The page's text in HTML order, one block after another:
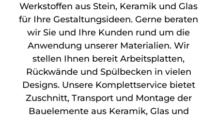
Werkstoffen aus Stein, Keramik und Glas
für Ihre Gestaltungsideen. Gerne beraten
wir Sie und Ihre Kunden rund um die
Anwendung unserer Materialien. Wir
stellen Ihnen bereit Arbeitsplatten,
Rückwände und Spülbecken in vielen
Designs. Unsere Komplettservice bietet
Zuschnitt, Transport und Montage der
Bauelemente aus Keramik, Glas und